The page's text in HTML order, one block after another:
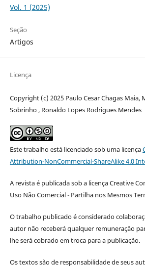
Vol. 1 (2025)
Seção
Artigos
Licença
Copyright (c) 2025 Paulo Cesar Chagas Maia,
Sobrinho , Ronaldo Lopes Rodrigues Mendes
Este trabalho está licenciado sob uma licença
Attribution-NonCommercial-ShareAlike 4.0
A revista é publicada sob a licença Creative
Uso Não Comercial - Partilha nos Mesmos
O trabalho publicado é considerado
autor não receberá qualquer remuneração
lhe será cobrado em troca para a publicação.
Os textos são de responsabilidade de seus